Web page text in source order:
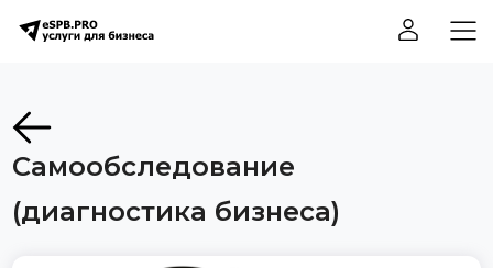
Самообследование
(диагностика бизнеса)